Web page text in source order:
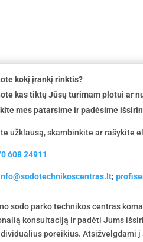
kokį įrankį rinktis?
kas tiktų Jūsų turimam plotui ar
mes patarsime ir padėsime
užklausą, skambinkite ar rašykite
608 24911
;
sodo parko technikos centras
konsultaciją ir padėti Jums
poreikius. Atsižvelgdami į